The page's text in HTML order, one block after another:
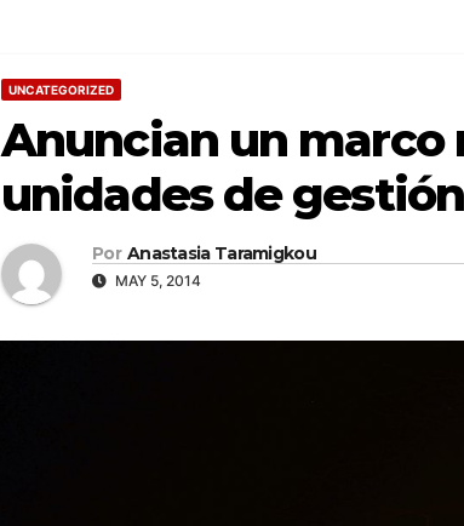
UNCATEGORIZED
Anuncian un marco
unidades de
Por Anastasia Taramigkou
MAY 5, 2014